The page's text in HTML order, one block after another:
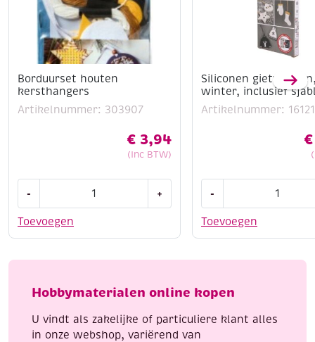
Borduurset houten
kersthangers
Artikelnummer: 303907
€ 3,94
(Inc BTW)
Toevoegen
-
kersthangers
+
Siliconen
winter, inclusief
Artikelnummer:
€
Toevoegen
-
winter,
aantal
Hobbymaterialen online kopen
U vindt als zakelijke of particuliere klant alles
in onze webshop, variërend van